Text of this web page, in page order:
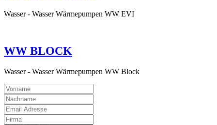
Wasser - Wasser Wärmepumpen WW EVI
WW BLOCK
Wasser - Wasser Wärmepumpen WW Block